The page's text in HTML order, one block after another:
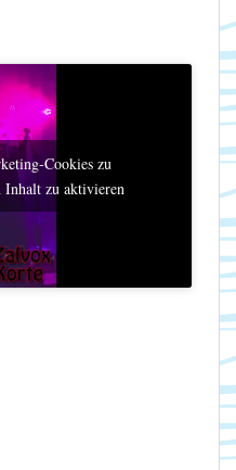
Cookies zu
Inhalt zu aktivieren